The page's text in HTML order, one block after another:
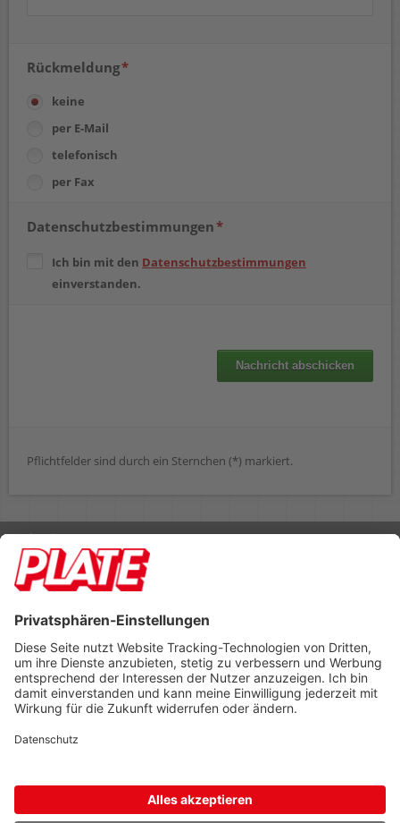
Rückmeldung
keine
per E-Mail
telefonisch
per Fax
Datenschutzbestimmungen
Ich bin mit den Datenschutzbestimmungen
einverstanden.
Nachricht abschicken
Pflichtfelder sind durch ein Sternchen (*) markiert.
Rufen Sie uns an 04298 401-0
Lieferbedingungen Impressum
Footer anzeigen
PLATE Büromaterial Vertriebs GmbH
Hilligenwarf 5